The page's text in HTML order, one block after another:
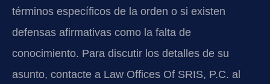
términos específicos de la orden o si existen
defensas afirmativas como la falta de
conocimiento. Para discutir los detalles de su
asunto, contacte a Law Offices Of SRIS, P.C. al